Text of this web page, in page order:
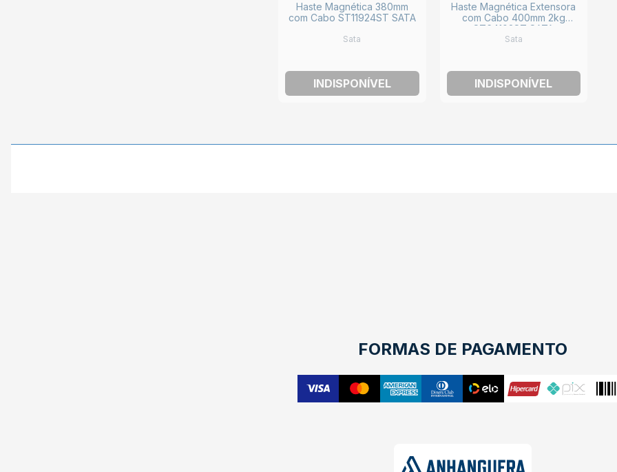
Haste Magnética 380mm
com Cabo ST11924ST SATA
Sata
INDISPONÍVEL
Haste Magnética Extensora
com Cabo 400mm 2kg
ST64102ST SATA
Sata
INDISPONÍVEL
FORMAS DE PAGAMENTO